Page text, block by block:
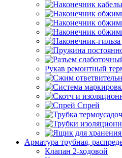
Рукав ремонтный
Спрей
Арматура трубная,
Клапан 2-ходовой